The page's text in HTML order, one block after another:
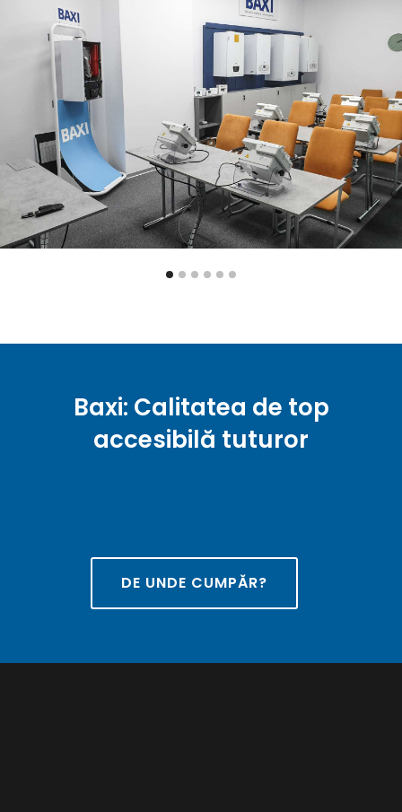
Baxi: Calitatea de top
accesibilă tuturor
DE UNDE CUMPĂR?